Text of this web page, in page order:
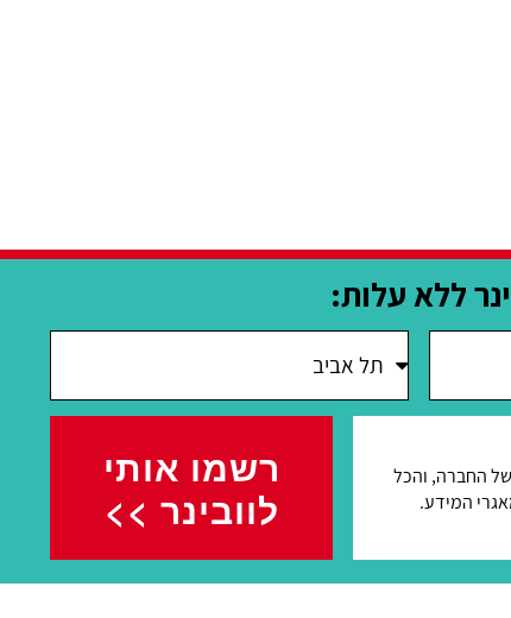
ללא עלות:
החברה, והכל
הרשום בפנקס מאגרי המידע.
רשמו אותי
לוובינר >>